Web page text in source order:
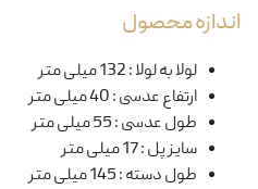
اندازه محصول
لولا به لولا:132 میلی متر
ارتفاع عدسی:40 میلی متر
طول عدسی:55 میلی متر
سایز پل:17 میلی متر
طول دسته:145 میلی متر